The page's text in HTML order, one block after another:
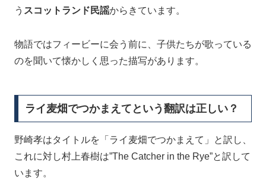
う スコットランド民謡からきています。
物語ではフィービーに会う前に、子供たちが歌っている
のを聞いて懐かしく思った描写があります。
ライ麦畑でつかまえてという翻訳は正しい？
野崎孝はタイトルを「ライ麦畑でつかまえて」と訳し、
これに対し村上春樹は”The Catcher in the Rye”と訳して
います。